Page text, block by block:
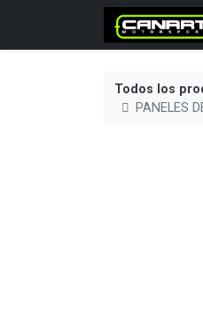
Todos los
PANELES